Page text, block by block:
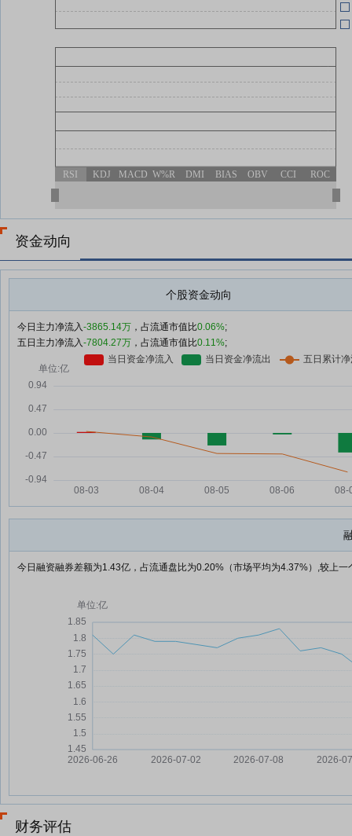
RSI KDJ MACD W%R DMI BIAS OBV CCI ROC
资金动向
个股资金动向
今日主力净流入-3865.14万 ，占流通市值比0.06%;
五日主力净流入-7804.27万 ，占流通市值比0.11%;
今日融资融券差额为1.43亿，占流通盘比为0.20%（市场平均为4.37%）,较上一
财务评估